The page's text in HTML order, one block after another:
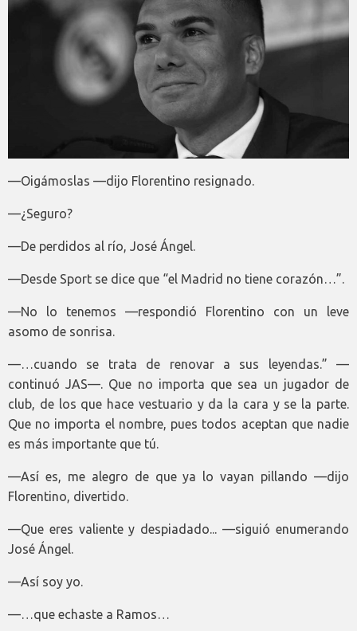
—Oigámoslas —dijo Florentino resignado.
—¿Seguro?
—De perdidos al río, José Ángel.
—Desde Sport se dice que “el Madrid no tiene corazón…”.
—No lo tenemos —respondió Florentino con un leve
asomo de sonrisa.
—…cuando se trata de renovar a sus leyendas.” —
continuó JAS—. Que no importa que sea un jugador de
club, de los que hace vestuario y da la cara y se la parte.
Que no importa el nombre, pues todos aceptan que nadie
es más importante que tú.
—Así es, me alegro de que ya lo vayan pillando —dijo
Florentino, divertido.
—Que eres valiente y despiadado... —siguió enumerando
José Ángel.
—Así soy yo.
—…que echaste a Ramos…